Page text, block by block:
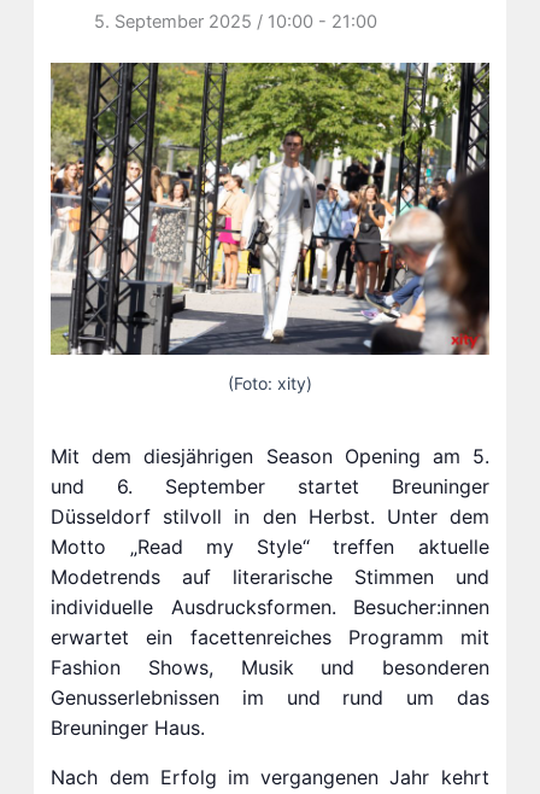
5. September 2025 / 10:00- 21:00
(Foto: xity)
Mit dem diesjährigen Season Opening am 5.
und 6. September startet Breuninger
Düsseldorf stilvoll in den Herbst. Unter dem
Motto „Read my Style“ treffen aktuelle
Modetrends auf literarische Stimmen und
individuelle Ausdrucksformen. Besucher:innen
erwartet ein facettenreiches Programm mit
Fashion Shows, Musik und besonderen
Genusserlebnissen im und rund um das
Breuninger Haus.
Nach dem Erfolg im vergangenen Jahr kehrt